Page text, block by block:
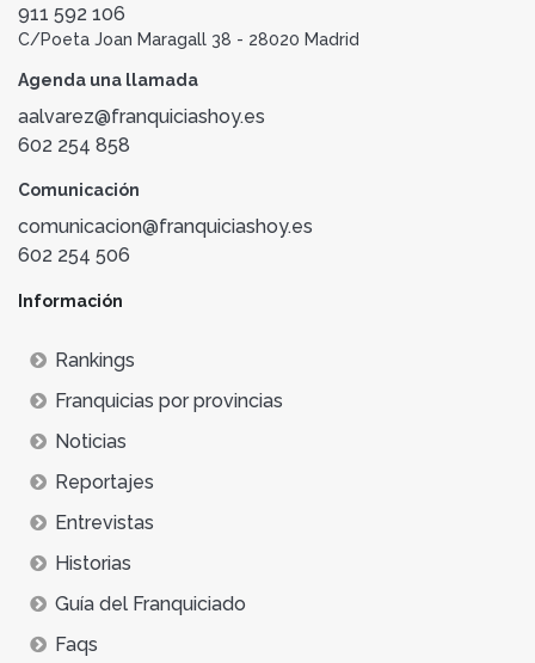
911 592 106
C/Poeta Joan Maragall 38 - 28020 Madrid
Agenda una llamada
aalvarez@franquiciashoy.es
602 254 858
Comunicación
comunicacion@franquiciashoy.es
602 254 506
Información
Rankings
Franquicias por provincias
Noticias
Reportajes
Entrevistas
Historias
Guía del Franquiciado
Faqs